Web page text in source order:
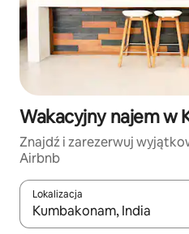
Wakacyjny najem w
Znajdź i zarezerwuj
Airbnb
Lokalizacja
Gdy wyniki będą dostępne,